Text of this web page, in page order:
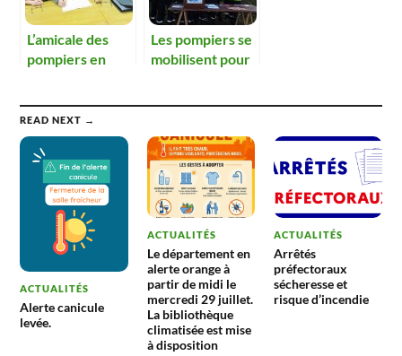
L’amicale des
pompiers en
Les pompiers se
mobilisent pour
READ NEXT →
ACTUALITÉS
Alerte canicule
levée.
ACTUALITÉS
Le département en
alerte orange à
partir de midi le
mercredi 29 juillet.
La bibliothèque
climatisée est mise
à disposition
ACTUALITÉS
Arrêtés
préfectoraux
sécheresse et
risque d’incendie